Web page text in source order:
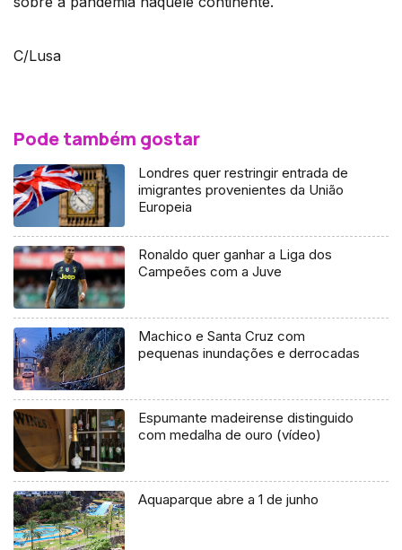
C/Lusa
Pode também gostar
Londres quer restringir entrada de
imigrantes provenientes da União
Europeia
Ronaldo quer ganhar a Liga dos
Campeões com a Juve
Machico e Santa Cruz com
pequenas inundações e derrocadas
Espumante madeirense distinguido
com medalha de ouro (vídeo)
Aquaparque abre a 1 de junho